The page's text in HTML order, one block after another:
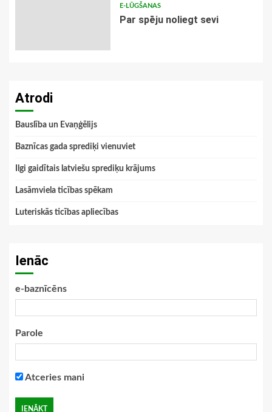
E-LŪGŠANAS
Par spēju noliegt sevi
Atrodi
Bauslība un Evaņģēlijs
Baznīcas gada sprediķi vienuviet
Ilgi gaidītais latviešu sprediķu krājums
Lasāmviela ticības spēkam
Luteriskās ticības apliecības
Ienāc
e-baznīcēns
Parole
Atceries mani